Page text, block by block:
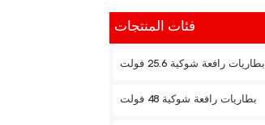
فئات المنتجات
بطاريات رافعة شوكية 25.6 فولت
بطاريات رافعة شوكية 48 فولت